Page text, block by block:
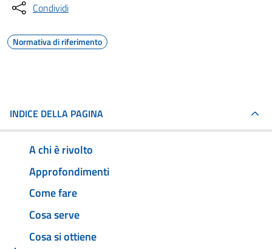
Condividi
Normativa di riferimento
INDICE DELLA PAGINA
A chi è rivolto
Approfondimenti
Come fare
Cosa serve
Cosa si ottiene